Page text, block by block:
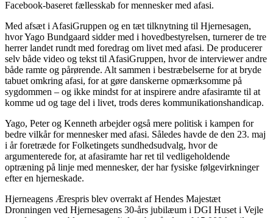
Facebook-baseret fællesskab for mennesker med afasi.
Med afsæt i AfasiGruppen og en tæt tilknytning til Hjernesagen,
hvor Yago Bundgaard sidder med i hovedbestyrelsen, turnerer de tre
herrer landet rundt med foredrag om livet med afasi. De producerer
selv både video og tekst til AfasiGruppen, hvor de interviewer andre
både ramte og pårørende. Alt sammen i bestræbelserne for at bryde
tabuet omkring afasi, for at gøre danskerne opmærksomme på
sygdommen – og ikke mindst for at inspirere andre afasiramte til at
komme ud og tage del i livet, trods deres kommunikationshandicap.
Yago, Peter og Kenneth arbejder også mere politisk i kampen for
bedre vilkår for mennesker med afasi. Således havde de den 23. maj
i år foretræde for Folketingets sundhedsudvalg, hvor de
argumenterede for, at afasiramte har ret til vedligeholdende
optræning på linje med mennesker, der har fysiske følgevirkninger
efter en hjerneskade.
Hjerneagens Ærespris blev overrakt af Hendes Majestæt
Dronningen ved Hjernesagens 30-års jubilæum i DGI Huset i Vejle